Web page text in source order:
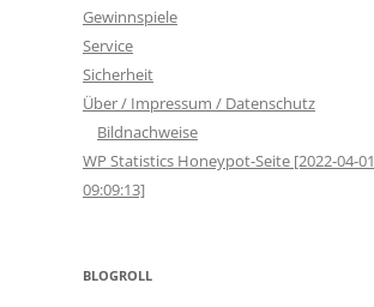
Gewinnspiele
Service
Sicherheit
Über / Impressum / Datenschutz
Bildnachweise
WP Statistics Honeypot-Seite [2022-04-01
09:09:13]
BLOGROLL